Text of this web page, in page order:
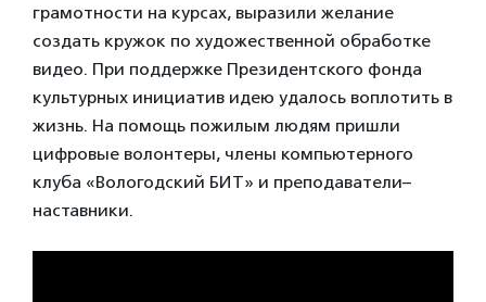
грамотности на курсах, выразили желание
создать кружок по художественной обработке
видео. При поддержке Президентского фонда
культурных инициатив идею удалось воплотить в
жизнь. На помощь пожилым людям пришли
цифровые волонтеры, члены компьютерного
клуба «Вологодский БИТ» и преподаватели–
наставники.